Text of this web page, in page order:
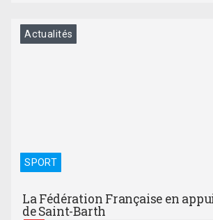
SPORT
Actualités
La Fédération Française en
de Saint-Barth